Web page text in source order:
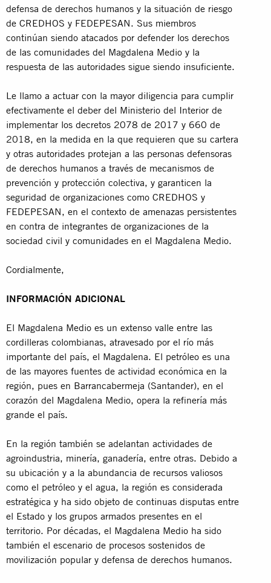
defensa de derechos humanos y la situación de riesgo
de CREDHOS y FEDEPESAN. Sus miembros
continúan siendo atacados por defender los derechos
de las comunidades del Magdalena Medio y la
respuesta de las autoridades sigue siendo insuficiente.
Le llamo a actuar con la mayor diligencia para cumplir
efectivamente el deber del Ministerio del Interior de
implementar los decretos 2078 de 2017 y 660 de
2018, en la medida en la que requieren que su cartera
y otras autoridades protejan a las personas defensoras
de derechos humanos a través de mecanismos de
prevención y protección colectiva, y garanticen la
seguridad de organizaciones como CREDHOS y
FEDEPESAN, en el contexto de amenazas persistentes
en contra de integrantes de organizaciones de la
sociedad civil y comunidades en el Magdalena Medio.
Cordialmente,
INFORMACIÓN ADICIONAL
El Magdalena Medio es un extenso valle entre las
cordilleras colombianas, atravesado por el río más
importante del país, el Magdalena. El petróleo es una
de las mayores fuentes de actividad económica en la
región, pues en Barrancabermeja (Santander), en el
corazón del Magdalena Medio, opera la refinería más
grande el país.
En la región también se adelantan actividades de
agroindustria, minería, ganadería, entre otras. Debido a
su ubicación y a la abundancia de recursos valiosos
como el petróleo y el agua, la región es considerada
estratégica y ha sido objeto de continuas disputas entre
el Estado y los grupos armados presentes en el
territorio. Por décadas, el Magdalena Medio ha sido
también el escenario de procesos sostenidos de
movilización popular y defensa de derechos humanos.